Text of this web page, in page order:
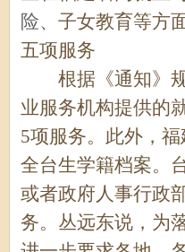
险、子女教育等方
五项服务
根据《通知》规
业服务机构提供的
5项服务。此外，
全台生学籍档案。
或者政府人事行政
务。丛远东说，为